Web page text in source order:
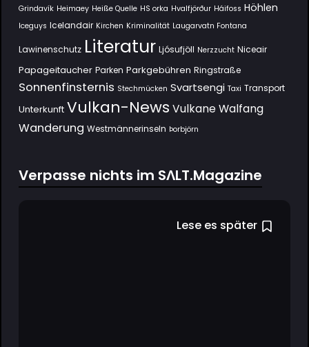
Grindavík Heimaey Heiße Quelle HS orka Hvalfjörður Háifoss Höhlen
Iceguys Icelandair Kirchen Kriminalität Laugarvatn Fontana
Lawinenschutz Literatur Ljósufjöll Nerzzucht Niceair
Papageitaucher Parken Parkgebühren Ringstraße
Sonnenfinsternis Stechmücken Svartsengi Taxi Transport
Unterkunft Vulkan-News Vulkane Walfang
Wanderung Westmännerinseln Þorbjörn
Verpasse nichts im SΛLT.Magazine
Lese es später